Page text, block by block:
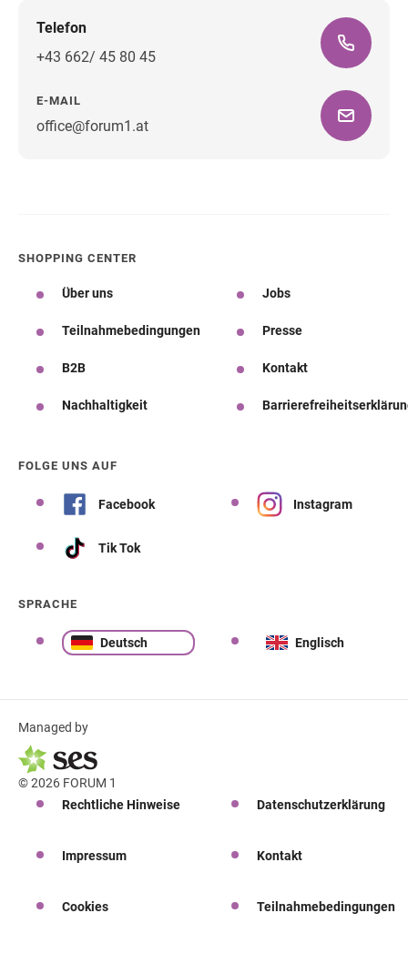
Telefon
+43 662/ 45 80 45
E-MAIL
office@forum1.at
SHOPPING CENTER
Über uns Jobs
Teilnahmebedingungen Presse
B2B Kontakt
Nachhaltigkeit
FOLGE UNS AUF
Facebook Instagram
Tik Tok
SPRACHE
Deutsch Englisch
Managed by
© 2026 FORUM 1
Rechtliche Hinweise
Datenschutzerklärung
Impressum Kontakt
Cookies Teilnahmebedingungen